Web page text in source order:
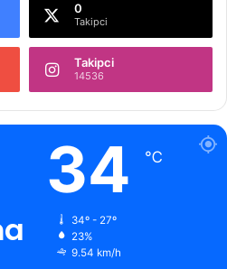
0
Takipci
Takipci
14536
34 ℃
34º - 27º
23%
9.54 km/h